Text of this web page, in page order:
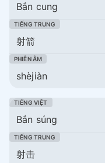
Bắn cung
射箭
shèjiàn
Bắn súng
射击